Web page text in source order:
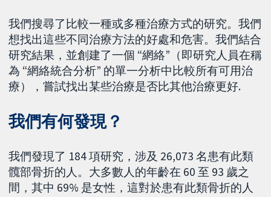
我們搜尋了比較一種或多種治療方式的研究。我們
想找出這些不同治療方法的好處和危害。我們結合
研究結果，並創建了一個 “網絡”（即研究人員在稱
為 “網絡統合分析” 的單一分析中比較所有可用治
療），嘗試找出某些治療是否比其他治療更好.
我們有何發現？
我們發現了 184 項研究，涉及 26,073 名患有此類
髖部骨折的人。大多數人的年齡在 60 至 93 歲之
間，其中 69% 是女性，這對於患有此類骨折的人